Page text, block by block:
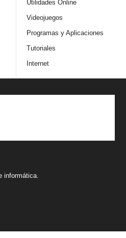
Utilidades Online
Videojuegos
Programas y Aplicaciones
Tutoriales
Internet
informática.